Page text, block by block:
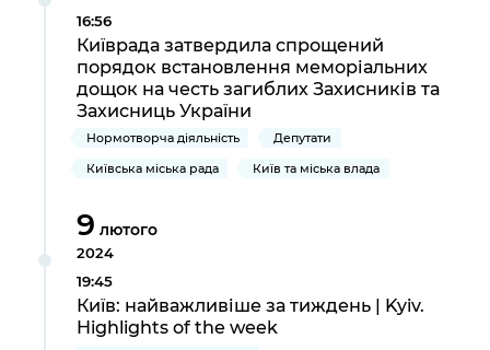
16:56
Київрада затвердила спрощений
порядок встановлення меморіальних
дощок на честь загиблих Захисників та
Захисниць України
Нормотворча діяльність
Депутати
Київська міська рада
Київ та міська влада
9 лютого
2024
19:45
Київ: найважливіше за тиждень | Kyiv.
Highlights of the week